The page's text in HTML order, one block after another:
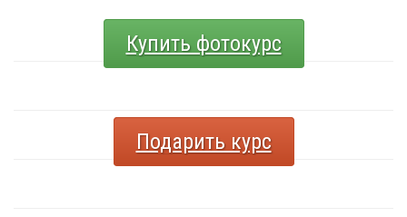
Купить фотокурс
Подарить курс